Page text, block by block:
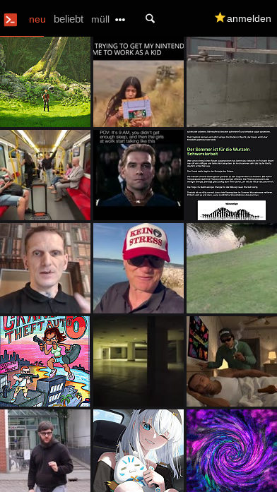
Uanmelden
neu beliebt müll q